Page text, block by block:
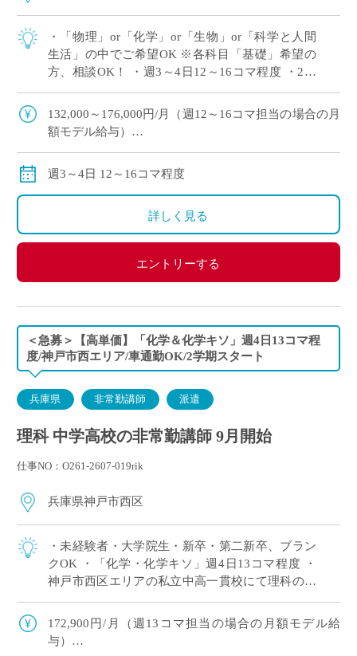
・「物理」or「化学」or「生物」or「科学と人間
生活」の中でご希望OK ※各科目「基礎」希望の
方、相談OK！ ・週3～4日12～16コマ程度 ・2学
学校にて、理科の非常勤講 […]
132,000～176,000円/月（週12～16コマ担当の場合の月
額モデル給与）
算になります。
週3～4日 12～16コマ程度
詳しく見る
エントリーする
＜急募＞【高単価】「化学＆化学キソ」週4日13コマ程
度/神戸市西エリア/車通勤OK/2学期スタート
兵庫県 非常勤講師 派遣
理科 中学高校の非常勤講師 9月開始
仕事NO：O261-2607-019rik
兵庫県神戸市西区
・未経験者・大学院生・新卒・第二新卒、ブラン
クOK ・「化学・化学キソ」週4日13コマ程度 ・
神戸市西区エリアの私立中高一貫校にて理科の非
校免許のみOK
172,900円/月（週13コマ担当の場合の月額モデル給
与）